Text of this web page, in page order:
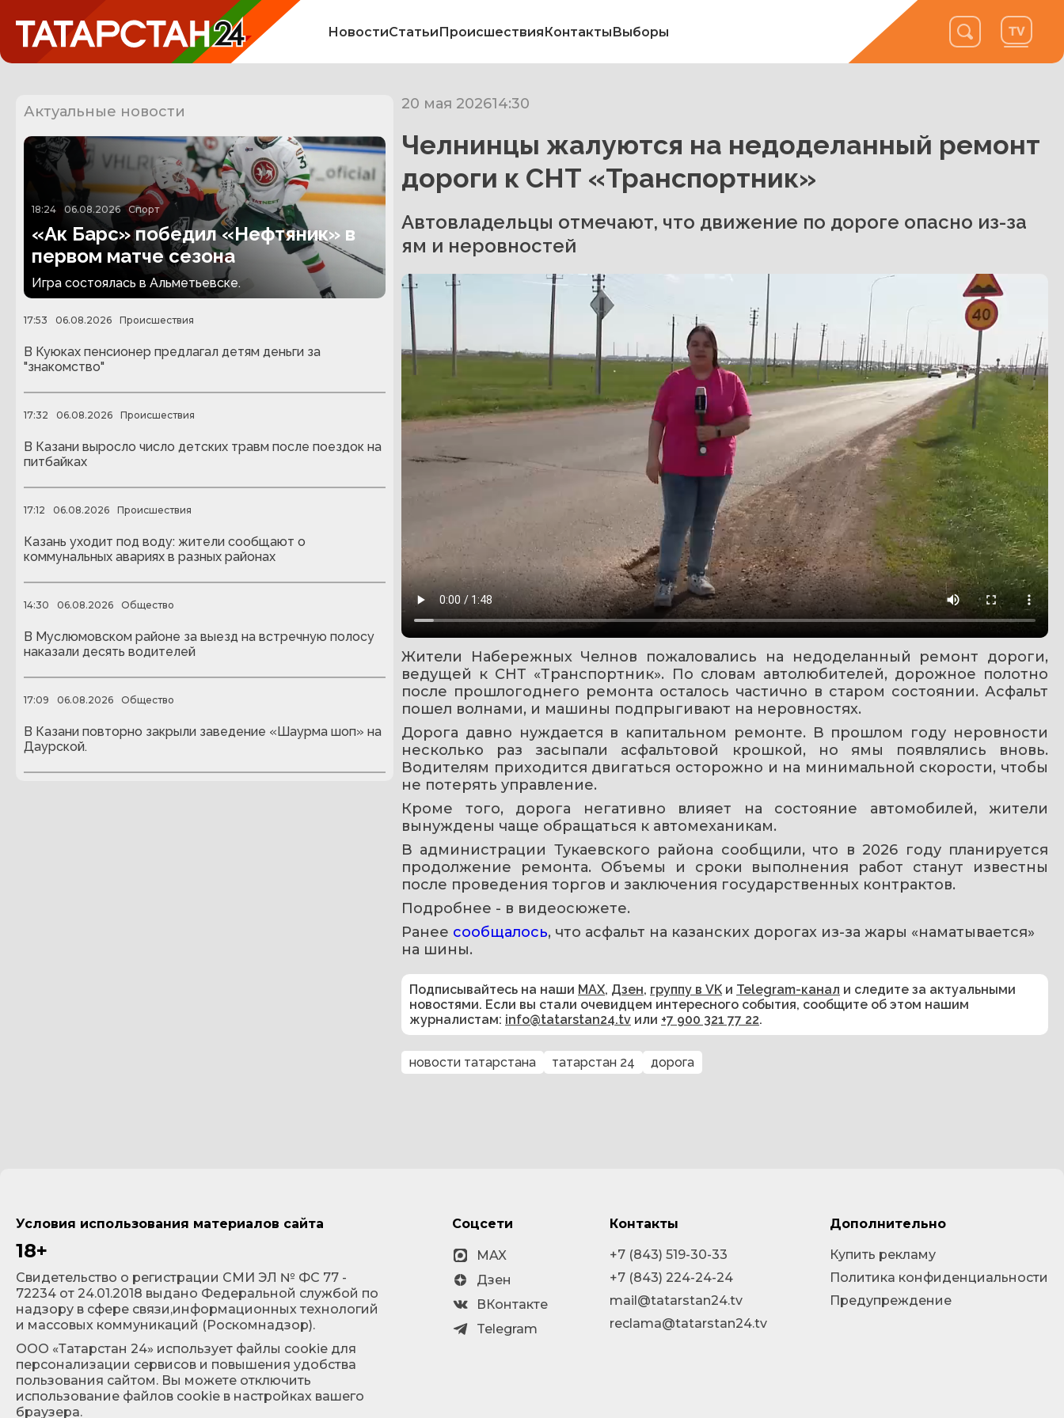
НовостиСтатьиПроисшествияКонтактыВыборы
Актуальные новости
18:24 06.08.2026 Спорт
«Ак Барс» победил «Нефтяник» в
первом матче сезона
Игра состоялась в Альметьевске.
17:53 06.08.2026 Происшествия
В Куюках пенсионер предлагал детям деньги за
"знакомство"
17:32 06.08.2026 Происшествия
В Казани выросло число детских травм после поездок на
питбайках
17:12 06.08.2026 Происшествия
Казань уходит под воду: жители сообщают о
коммунальных авариях в разных районах
14:30 06.08.2026 Общество
В Муслюмовском районе за выезд на встречную полосу
наказали десять водителей
17:09 06.08.2026 Общество
В Казани повторно закрыли заведение «Шаурма шоп» на
Даурской.
20 мая 202614:30
Челнинцы жалуются на недоделанный ремонт
дороги к СНТ «Транспортник»
Автовладельцы отмечают, что движение по дороге опасно из-за
ям и неровностей
Жители Набережных Челнов пожаловались на недоделанный ремонт дороги,
ведущей к СНТ «Транспортник». По словам автолюбителей, дорожное полотно
после прошлогоднего ремонта осталось частично в старом состоянии. Асфальт
пошел волнами, и машины подпрыгивают на неровностях.
Дорога давно нуждается в капитальном ремонте. В прошлом году неровности
несколько раз засыпали асфальтовой крошкой, но ямы появлялись вновь.
Водителям приходится двигаться осторожно и на минимальной скорости, чтобы
не потерять управление.
Кроме того, дорога негативно влияет на состояние автомобилей, жители
вынуждены чаще обращаться к автомеханикам.
В администрации Тукаевского района сообщили, что в 2026 году планируется
продолжение ремонта. Объемы и сроки выполнения работ станут известны
после проведения торгов и заключения государственных контрактов.
Подробнее - в видеосюжете.
Ранее сообщалось, что асфальт на казанских дорогах из-за жары «наматывается»
на шины.
Подписывайтесь на наши MAX, Дзен, группу в VK и Telegram-канал и следите за актуальными
новостями. Если вы стали очевидцем интересного события, сообщите об этом нашим
журналистам: info@tatarstan24.tv или +7 900 321 77 22.
новости татарстана татарстан 24 дорога
Условия использования материалов сайта
18+
Cвидетельство о регистрации СМИ ЭЛ № ФС 77 -
72234 от 24.01.2018 выдано Федеральной службой по
надзору в сфере связи,информационных технологий
и массовых коммуникаций (Роскомнадзор).
ООО «Татарстан 24» использует файлы cookie для
персонализации сервисов и повышения удобства
пользования сайтом. Вы можете отключить
использование файлов cookie в настройках вашего
браузера.
Соцсети
MAX
Дзен
ВКонтакте
Telegram
Контакты
+7 (843) 519-30-33
+7 (843) 224-24-24
mail@tatarstan24.tv
reclama@tatarstan24.tv
Дополнительно
Купить рекламу
Политика конфиденциальности
Предупреждение